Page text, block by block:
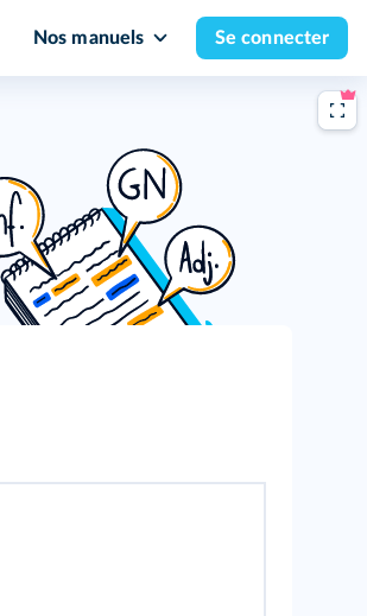
Nos manuels Se connecter